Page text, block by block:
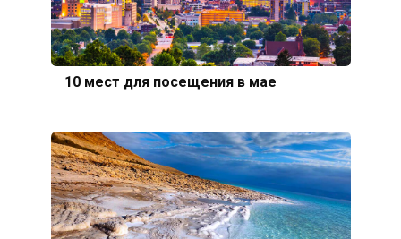
10 мест для посещения в мае